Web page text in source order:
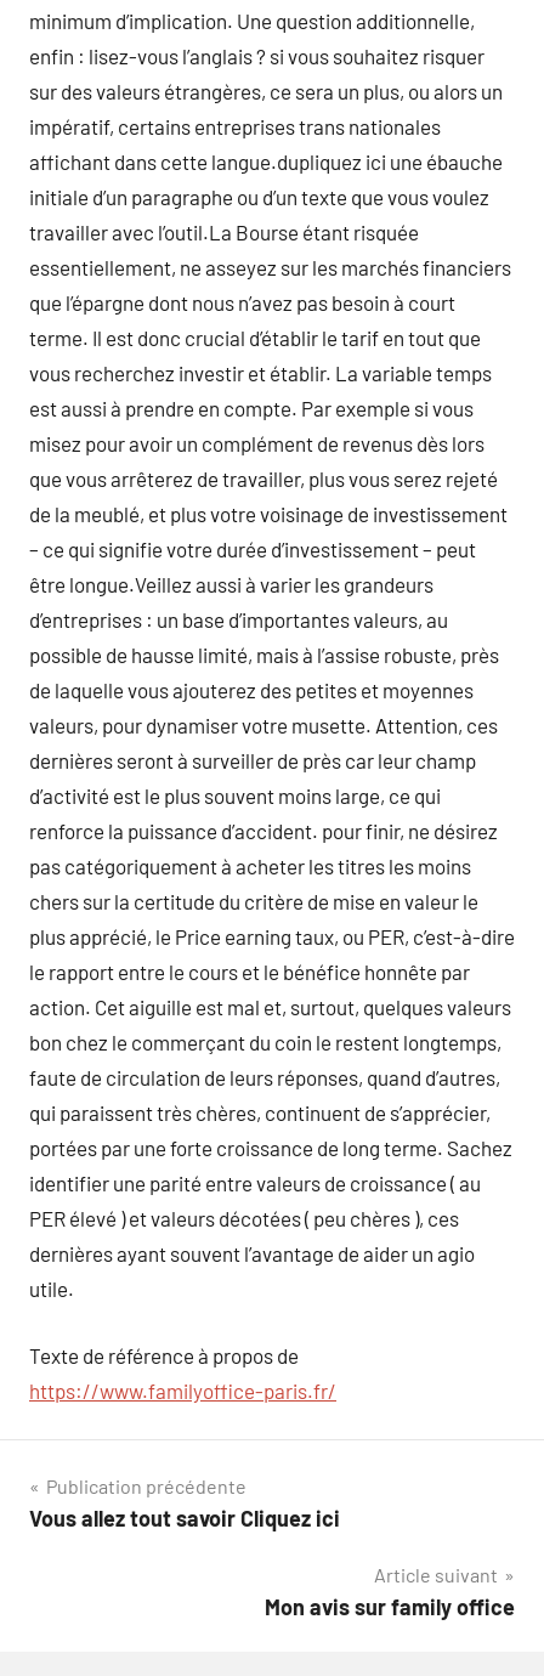
minimum d’implication. Une question additionnelle,
enfin : lisez-vous l’anglais ? si vous souhaitez risquer
sur des valeurs étrangères, ce sera un plus, ou alors un
impératif, certains entreprises trans nationales
affichant dans cette langue.dupliquez ici une ébauche
initiale d’un paragraphe ou d’un texte que vous voulez
travailler avec l’outil.La Bourse étant risquée
essentiellement, ne asseyez sur les marchés financiers
que l’épargne dont nous n’avez pas besoin à court
terme. Il est donc crucial d’établir le tarif en tout que
vous recherchez investir et établir. La variable temps
est aussi à prendre en compte. Par exemple si vous
misez pour avoir un complément de revenus dès lors
que vous arrêterez de travailler, plus vous serez rejeté
de la meublé, et plus votre voisinage de investissement
– ce qui signifie votre durée d’investissement – peut
être longue.Veillez aussi à varier les grandeurs
d’entreprises : un base d’importantes valeurs, au
possible de hausse limité, mais à l’assise robuste, près
de laquelle vous ajouterez des petites et moyennes
valeurs, pour dynamiser votre musette. Attention, ces
dernières seront à surveiller de près car leur champ
d’activité est le plus souvent moins large, ce qui
renforce la puissance d’accident. pour finir, ne désirez
pas catégoriquement à acheter les titres les moins
chers sur la certitude du critère de mise en valeur le
plus apprécié, le Price earning taux, ou PER, c’est-à-dire
le rapport entre le cours et le bénéfice honnête par
action. Cet aiguille est mal et, surtout, quelques valeurs
bon chez le commerçant du coin le restent longtemps,
faute de circulation de leurs réponses, quand d’autres,
qui paraissent très chères, continuent de s’apprécier,
portées par une forte croissance de long terme. Sachez
identifier une parité entre valeurs de croissance ( au
PER élevé ) et valeurs décotées ( peu chères ), ces
dernières ayant souvent l’avantage de aider un agio
utile.
Texte de référence à propos de
https://www.familyoffice-paris.fr/
Navigation
de
Publication précédente
Vous allez tout savoir Cliquez ici
Article suivant
Mon avis sur family office